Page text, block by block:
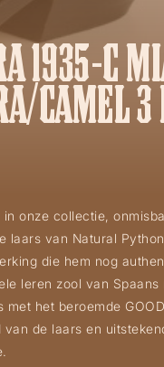
1935-C
CAMEL 3
in onze collectie,
laars van Natural
die hem nog
leren zool van
met het beroemde
van de laars en